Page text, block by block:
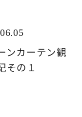
ンカーテン観
その１